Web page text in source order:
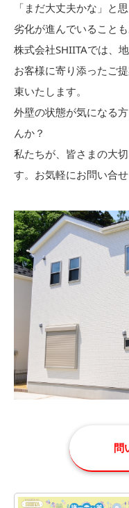
「まだ大丈夫かな」と
劣化が進んでいることも
株式会社SHIITAでは、
お客様に寄り添ったご
束いたします。
外壁の状態が気になる
んか？
私たちが、皆さまの大
す。お気軽にお問い合せ
問